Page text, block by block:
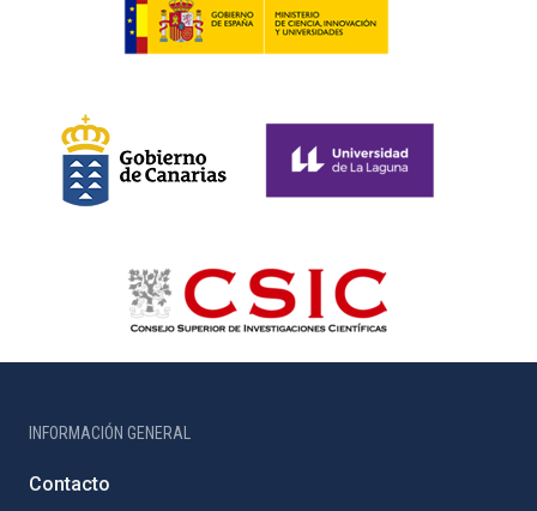
INFORMACIÓN GENERAL
Contacto